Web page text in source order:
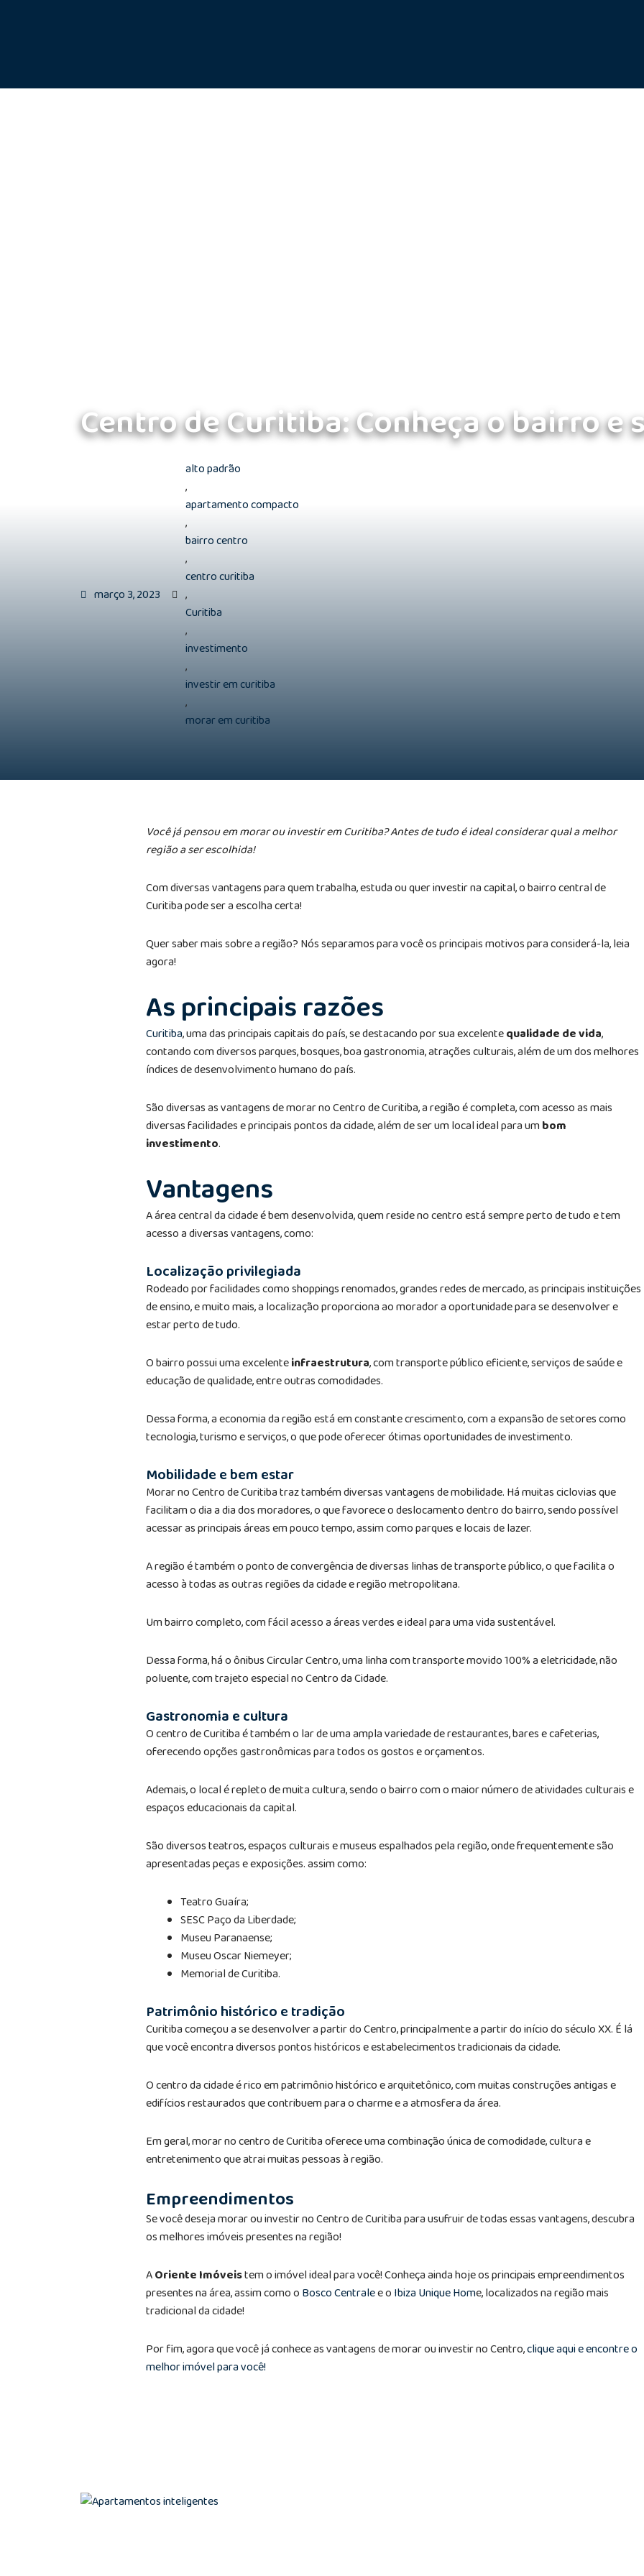
Centro de Curitiba: Conheça o bairro e
março 3, 2023
alto padrão
,
apartamento compacto
,
bairro centro
,
centro curitiba
,
Curitiba
,
investimento
,
investir em curitiba
,
morar em curitiba
Você já pensou em morar ou investir em Curitiba? Antes de tudo é ideal considerar qual a melhor
região a ser escolhida!
Com diversas vantagens para quem trabalha, estuda ou quer investir na capital, o bairro central de
Curitiba pode ser a escolha certa!
Quer saber mais sobre a região? Nós separamos para você os principais motivos para considerá-la, leia
agora!
As principais razões
Curitiba, uma das principais capitais do país, se destacando por sua excelentequalidade de vida,
contando com diversos parques, bosques, boa gastronomia, atrações culturais, além de um dos melhores
índices de desenvolvimento humano do país.
São diversas as vantagens de morar no Centro de Curitiba, a região é completa, com acesso as mais
diversas facilidades e principais pontos da cidade, além de ser um local ideal para umbom
investimento.
Vantagens
A área central da cidade é bem desenvolvida, quem reside no centro está sempre perto de tudo e tem
acesso a diversas vantagens, como:
Localização privilegiada
Rodeado por facilidades como shoppings renomados, grandes redes de mercado, as principais instituições
de ensino, e muito mais, a localização proporciona ao morador a oportunidade para se desenvolver e
estar perto de tudo.
O bairro possui uma excelenteinfraestrutura, com transporte público eficiente, serviços de saúde e
educação de qualidade, entre outras comodidades.
Dessa forma, a economia da região está em constante crescimento, com a expansão de setores como
tecnologia, turismo e serviços, o que pode oferecer ótimas oportunidades de investimento.
Mobilidade e bem estar
Morar no Centro de Curitiba traz também diversas vantagens de mobilidade. Há muitas ciclovias que
facilitam o dia a dia dos moradores, o que favorece o deslocamento dentro do bairro, sendo possível
acessar as principais áreas em pouco tempo, assim como parques e locais de lazer.
A região é também o ponto de convergência de diversas linhas de transporte público, o que facilita o
acesso à todas as outras regiões da cidade e região metropolitana.
Um bairro completo, com fácil acesso a áreas verdes e ideal para uma vida sustentável.
Dessa forma, há o ônibus Circular Centro, uma linha com transporte movido 100% a eletricidade, não
poluente, com trajeto especial no Centro da Cidade.
Gastronomia e cultura
O centro de Curitiba é também o lar de uma ampla variedade de restaurantes, bares e cafeterias,
oferecendo opções gastronômicas para todos os gostos e orçamentos.
Ademais, o local é repleto de muita cultura, sendo o bairro com o maior número de atividades culturais e
espaços educacionais da capital.
São diversos teatros, espaços culturais e museus espalhados pela região, onde frequentemente são
apresentadas peças e exposições.assim como:
Teatro Guaíra;
SESC Paço da Liberdade;
Museu Paranaense;
Museu Oscar Niemeyer;
Memorial de Curitiba.
Patrimônio histórico e tradição
Curitiba começou a se desenvolver a partir do Centro, principalmente a partir do início do século XX. É lá
que você encontra diversos pontos históricos e estabelecimentos tradicionais da cidade.
O centro da cidade é rico em patrimônio histórico e arquitetônico, com muitas construções antigas e
edifícios restaurados que contribuem para o charme e a atmosfera da área.
Em geral, morar no centro de Curitiba oferece uma combinação única de comodidade, cultura e
entretenimento que atrai muitas pessoas à região.
Empreendimentos
Se você deseja morar ou investir no Centro de Curitiba para usufruir de todas essas vantagens, descubra
os melhores imóveis presentes na região!
AOriente Imóveistem o imóvel ideal para você! Conheça ainda hoje os principais empreendimentos
presentes na área, assim como o Bosco Centralee o Ibiza Unique Home, localizados na região mais
tradicional da cidade!
Por fim, agora que você já conhece as vantagens de morar ou investir no Centro,clique aqui e encontre o
melhor imóvel para você!